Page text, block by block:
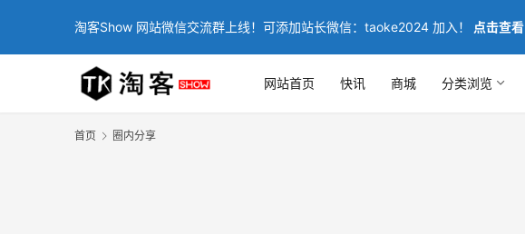
淘客Show 网站微信交流群上线！可添加站长微信：taoke2024 加入！ 点击查看
网站首页 快讯 商城 分类浏览
首页 圈内分享